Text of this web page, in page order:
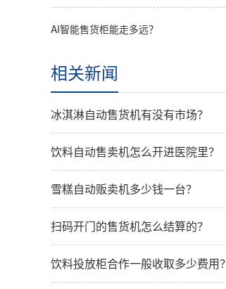
AI智能售货柜能走多远？
相关新闻
冰淇淋自动售货机有没有市场？
饮料自动售卖机怎么开进医院里？
雪糕自动贩卖机多少钱一台？
扫码开门的售货机怎么结算的？
饮料投放柜合作一般收取多少费用？